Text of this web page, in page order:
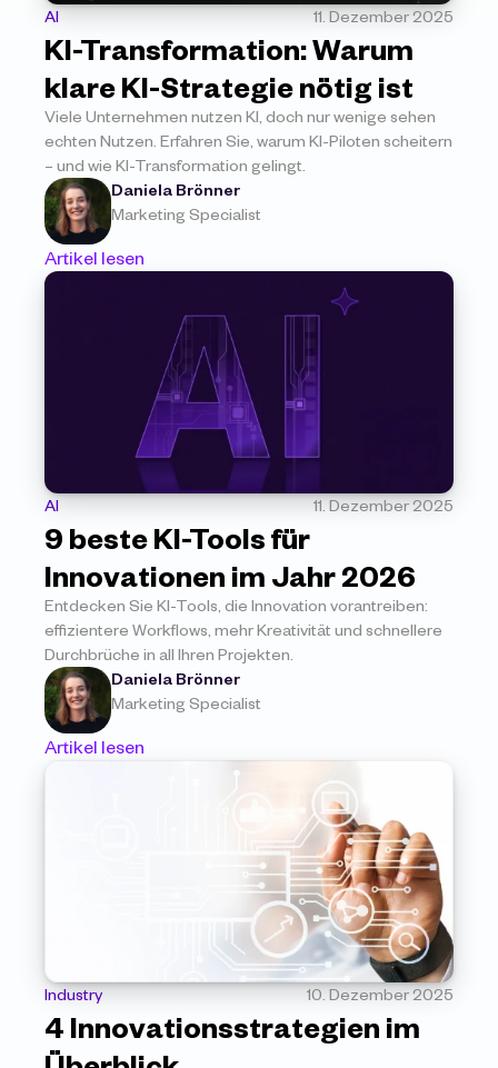
AI 11. Dezember 2025
KI-Transformation: Warum
klare KI-Strategie nötig ist
Viele Unternehmen nutzen KI, doch nur wenige sehen
echten Nutzen. Erfahren Sie, warum KI-Piloten scheitern
– und wie KI-Transformation gelingt.
Daniela Brönner
Marketing Specialist
Artikel lesen
AI 11. Dezember 2025
9 beste KI-Tools für
Innovationen im Jahr 2026
Entdecken Sie KI-Tools, die Innovation vorantreiben:
effizientere Workflows, mehr Kreativität und schnellere
Durchbrüche in all Ihren Projekten.
Daniela Brönner
Marketing Specialist
Artikel lesen
Industry 10. Dezember 2025
4 Innovationsstrategien im